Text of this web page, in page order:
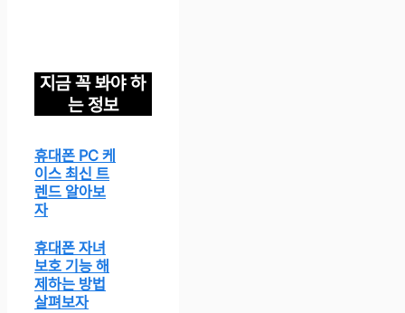
지금 꼭 봐야 하
는 정보
휴대폰 PC 케
이스 최신 트
렌드 알아보
자
휴대폰 자녀
보호 기능 해
제하는 방법
살펴보자